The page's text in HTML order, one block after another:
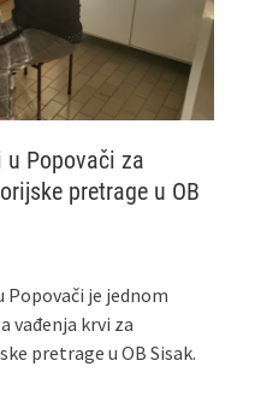
u Popovači za
pretrage u OB
Popovači je jednom
vađenja krvi za
pretrage u OB Sisak.